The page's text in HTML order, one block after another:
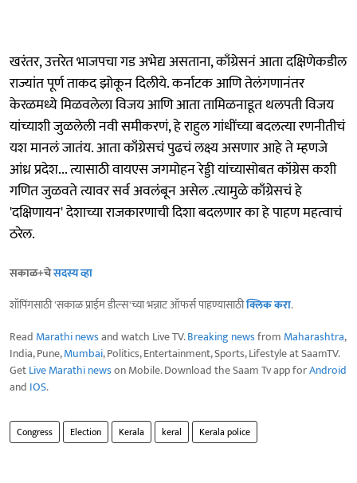
खरंतर, उत्तरेत भाजपचा गड अभेद्य असताना, काँग्रेसनं आता दक्षिणेकडील
राज्यांत पूर्ण ताकद झोकून दिलीये. कर्नाटक आणि तेलंगणानंतर
केरळमध्ये मिळवलेला विजय आणि आता तामिळनाडूत थलपती विजय
यांच्याशी जुळलेली नवी समीकरणं, हे राहुल गांधींच्या बदलत्या रणनीतीचं
यश मानलं जातंय. आता काँग्रेसचं पुढचं लक्ष्य असणार आहे ते म्हणजे
आंध्र प्रदेश... त्यासाठी वायएस जगमोहन रेड्डी यांच्यासोबत कॉग्रेस कशी
गणित जुळवते त्यावर सर्व अवलंबून असेल .त्यामुळे काँग्रेसचं हे
'दक्षिणायन' देशाच्या राजकारणाची दिशा बदलणार का हे पाहण महत्वाचं
ठरेल.
सकाळ+चेसदस्य व्हा
शॉपिंगसाठी 'सकाळ प्राईम डील्स'च्या भन्नाट ऑफर्स पाहण्यासाठीक्लिक करा.
Read Marathi newsand watch Live TV.Breaking newsfrom Maharashtra,
India, Pune,Mumbai, Politics, Entertainment, Sports, Lifestyle at SaamTV.
GetLive Marathi newson Mobile. Download the Saam Tv app forAndroid
and IOS.
Congress Election Kerala keral Kerala police